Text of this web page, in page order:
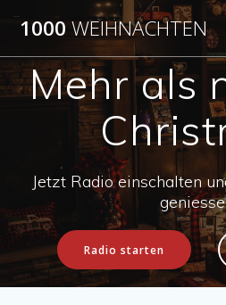
Skip
to
1000 WEIHNACHTEN
Mehr als
Jetzt Radio einschalten
Radio starten